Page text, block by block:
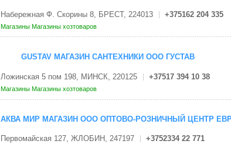
Набережная Ф. Скорины 8, БРЕСТ, 224013 +375162 204 335
Магазины Магазины хозтоваров
GUSTAV МАГАЗИН САНТЕХНИКИ ООО ГУСТАВ
Ложинская 5 пом 198, МИНСК, 220125 +37517 394 10 38
Магазины Магазины хозтоваров
АКВА МИР МАГАЗИН ООО ОПТОВО-РОЗНИЧНЫЙ ЦЕНТР
Первомайская 127, ЖЛОБИН, 247197 +3752334 22 771